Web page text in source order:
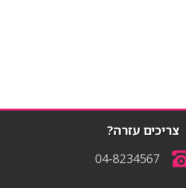
צריכים עזרה?
04-8234567